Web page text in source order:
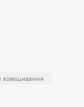
взвешивания